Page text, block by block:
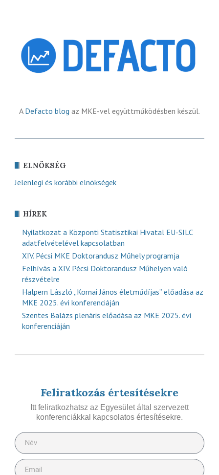
A Defacto blog az MKE-vel együttműködésben készül.
ELNÖKSÉG
Jelenlegi és korábbi elnökségek
HÍREK
Nyilatkozat a Központi Statisztikai Hivatal EU-SILC
adatfelvételével kapcsolatban
XIV. Pécsi MKE Doktorandusz Műhely programja
Felhívás a XIV. Pécsi Doktorandusz Műhelyen való
részvételre
Halpern László „Kornai János életműdíjas” előadása az
MKE 2025. évi konferenciáján
Szentes Balázs plenáris előadása az MKE 2025. évi
konferenciáján
Feliratkozás értesítésekre
Itt feliratkozhatsz az Egyesület által szervezett
konferenciákkal kapcsolatos értesítésekre.